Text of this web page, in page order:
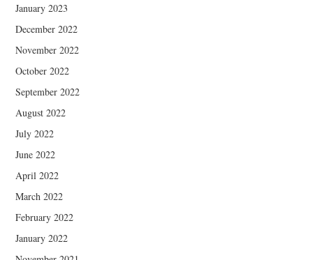
January 2023
December 2022
November 2022
October 2022
September 2022
August 2022
July 2022
June 2022
April 2022
March 2022
February 2022
January 2022